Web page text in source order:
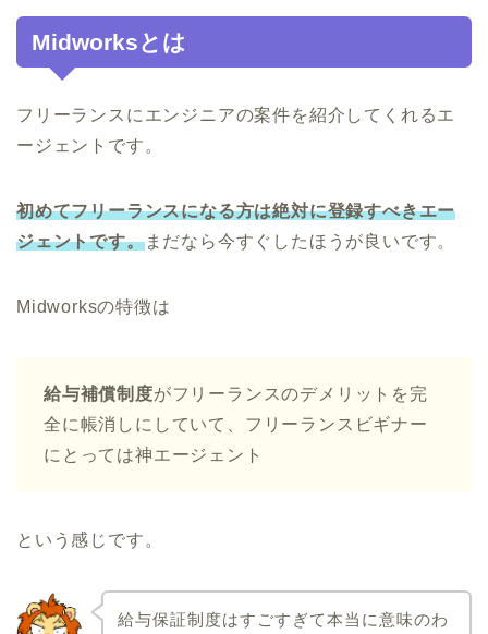
Midworksとは
フリーランスにエンジニアの案件を紹介してくれるエ
ージェントです。
初めてフリーランスになる方は絶対に登録すべきエー
ジェントです。まだなら今すぐしたほうが良いです。
Midworksの特徴は
給与補償制度がフリーランスのデメリットを完
全に帳消しにしていて、フリーランスビギナー
にとっては神エージェント
という感じです。
給与保証制度はすごすぎて本当に意味のわ